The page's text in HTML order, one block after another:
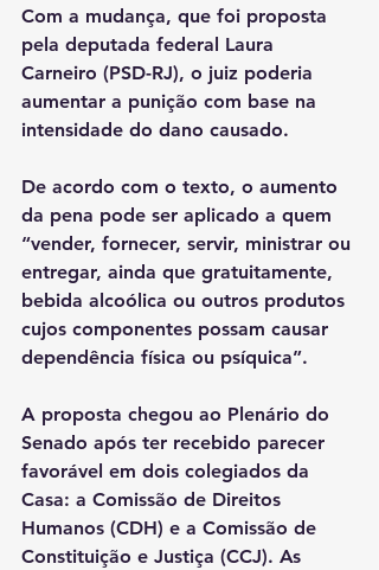
Com a mudança, que foi proposta
pela deputada federal Laura
Carneiro (PSD-RJ), o juiz poderia
aumentar a punição com base na
intensidade do dano causado.
De acordo com o texto, o aumento
da pena pode ser aplicado a quem
“vender, fornecer, servir, ministrar ou
entregar, ainda que gratuitamente,
bebida alcoólica ou outros produtos
cujos componentes possam causar
dependência física ou psíquica”.
A proposta chegou ao Plenário do
Senado após ter recebido parecer
favorável em dois colegiados da
Casa: a Comissão de Direitos
Humanos (CDH) e a Comissão de
Constituição e Justiça (CCJ). As